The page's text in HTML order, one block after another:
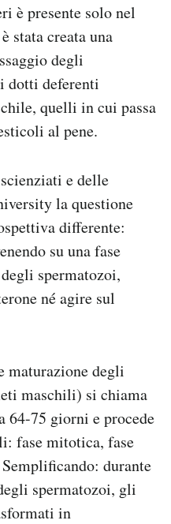
è presente solo nel
stata creata una
degli
dotti deferenti
quelli in cui passa
al pene.
e delle
la questione
differente:
su una fase
spermatozoi,
né agire sul
maturazione degli
maschili) si chiama
64-75 giorni e procede
fase mitotica, fase
durante
spermatozoi, gli
in